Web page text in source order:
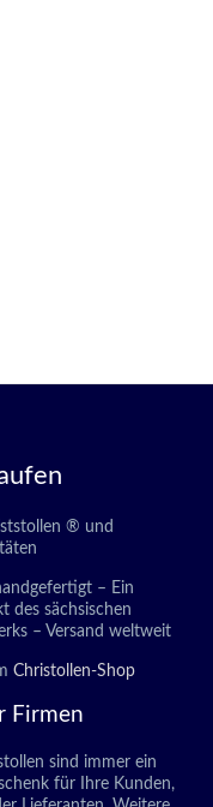
® und
– Ein
des sächsischen
– Versand weltweit
Christollen-Shop
Firmen
sind immer ein
für Ihre Kunden,